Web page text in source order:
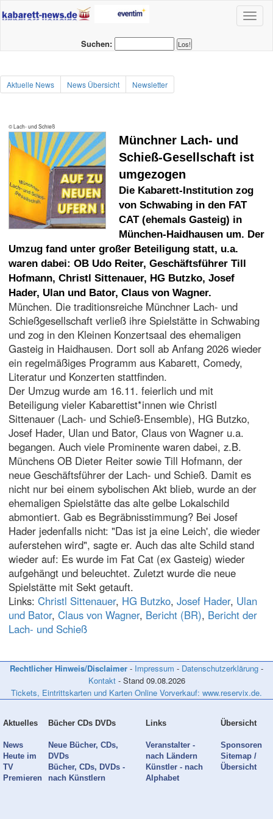
Suchen:
Aktuelle News News Übersicht Newsletter
© Lach- und Schieß
Münchner Lach- und
Schieß-Gesellschaft ist
umgezogen
Die Kabarett-Institution zog
von Schwabing in den FAT
CAT (ehemals Gasteig) in
München-Haidhausen um. Der
Umzug fand unter großer Beteiligung statt, u.a.
waren dabei: OB Udo Reiter, Geschäftsführer Till
Hofmann, Christl Sittenauer, HG Butzko, Josef
Hader, Ulan und Bator, Claus von Wagner.
München. Die traditionsreiche Münchner Lach- und
Schießgesellschaft verließ ihre Spielstätte in Schwabing
und zog in den Kleinen Konzertsaal des ehemaligen
Gasteig in Haidhausen. Dort soll ab Anfang 2026 wieder
ein regelmäßiges Programm aus Kabarett, Comedy,
Literatur und Konzerten stattfinden.
Der Umzug wurde am 16.11. feierlich und mit
Beteiligung vieler Kabarettist*innen wie Christl
Sittenauer (Lach- und Schieß-Ensemble), HG Butzko,
Josef Hader, Ulan und Bator, Claus von Wagner u.a.
begangen. Auch viele Prominente waren dabei, z.B.
Münchens OB Dieter Reiter sowie Till Hofmann, der
neue Geschäftsführer der Lach- und Schieß. Damit es
nicht nur bei einem sybolischen Akt blieb, wurde an der
ehemaligen Spielstätte das alte gelbe Lokalschild
abmontiert. Gab es Begräbnisstimmung? Bei Josef
Hader jedenfalls nicht: "Das ist ja eine Leich', die wieder
auferstehen wird", sagte er. Auch das alte Schild stand
wieder auf: Es wurde im Fat Cat (ex Gasteig) wieder
aufgehängt und beleuchtet. Zuletzt wurde die neue
Spielstätte mit Sekt getauft.
Links: Christl Sittenauer, HG Butzko, Josef Hader, Ulan
und Bator, Claus von Wagner, Bericht (BR), Bericht der
Lach- und Schieß
Rechtlicher Hinweis/Disclaimer - Impressum - Datenschutzerklärung -
Kontakt- Stand 09.08.2026
Tickets, Eintrittskarten und Karten Online Vorverkauf: www.reservix.de.
Aktuelles
News
Heute im
TV
Premieren
Bücher CDs DVDs
Neue Bücher, CDs,
DVDs
Bücher, CDs, DVDs -
nach Künstlern
Links
Veranstalter -
nach Ländern
Künstler - nach
Alphabet
Übersicht
Sponsoren
Sitemap /
Übersicht